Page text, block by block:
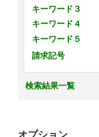
キーワード３
キーワード４
キーワード５
請求記号
検索結果一覧
オプション